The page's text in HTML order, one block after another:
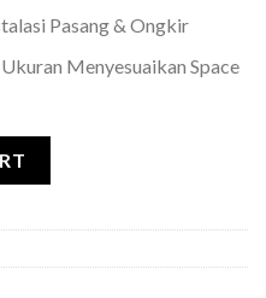
Pasang & Ongkir
Menyesuaikan Space